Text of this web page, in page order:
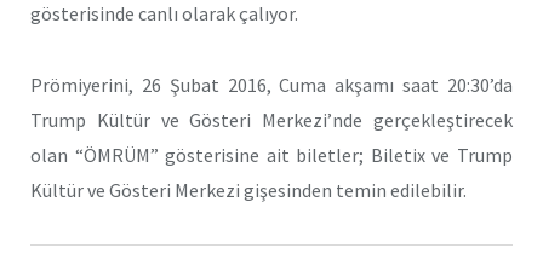
gösterisinde canlı olarak çalıyor.
Prömiyerini, 26 Şubat 2016, Cuma akşamı saat 20:30’da
Trump Kültür ve Gösteri Merkezi’nde gerçekleştirecek
olan “ÖMRÜM” gösterisine ait biletler; Biletix ve Trump
Kültür ve Gösteri Merkezi gişesinden temin edilebilir.